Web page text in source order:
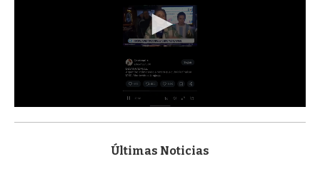
s
Últimas Noticias